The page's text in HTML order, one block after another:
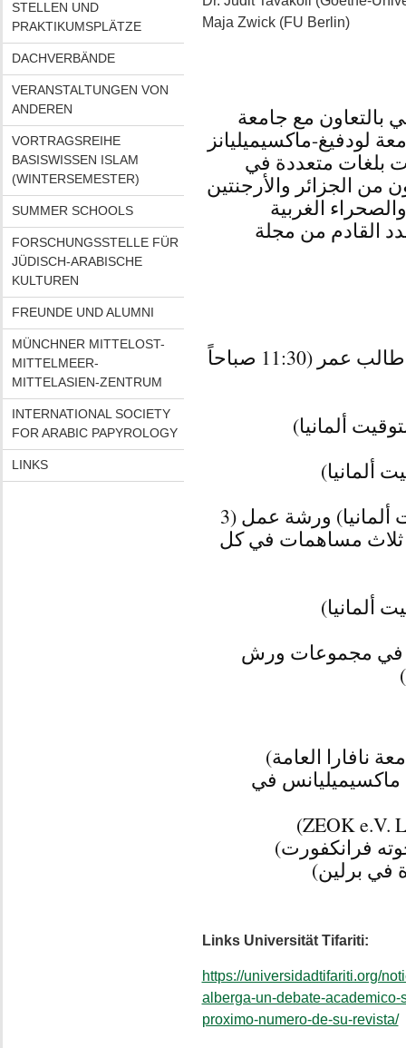
STELLEN UND
PRAKTIKUMSPLÄTZE
DACHVERBÄNDE
VERANSTALTUNGEN VON
ANDEREN
VORTRAGSREIHE
BASISWISSEN ISLAM
(WINTERSEMESTER)
SUMMER SCHOOLS
FORSCHUNGSSTELLE FÜR
JÜDISCH-ARABISCHE
KULTUREN
FREUNDE UND ALUMNI
MÜNCHNER MITTELOST-
MITTELMEER-
MITTELASIEN-ZENTRUM
INTERNATIONAL SOCIETY
FOR ARABIC PAPYROLOGY
LINKS
Maja Zwick (FU Berlin)
بالتعاون مع جامعة
لودفيغ-ماكسيميليانز
بلغات متعددة في
من الجزائر والأرجنتين
الغربية
القادم من مجلة
صباحاً ترحيب ومقدمة عبد الرحمن طالب عمر (11:30 صباحاً
لكل مساهمة) (12:30 - 14:00 بتوقيت ألمانيا) ورشة عمل (3
ثلاث مساهمات في كل
في مجموعات ورش
نافارا العامة)
ماكسيميليانس في
فرانكفورت)
في برلين)
Links Universität Tifariti:
https://universidadtifariti.org/
alberga-un-debate-
proximo-numero-de-su-revista/